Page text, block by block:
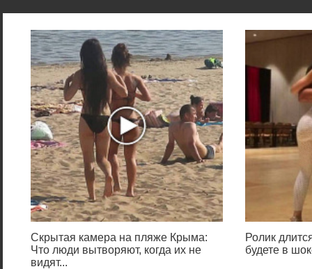
Скрытая камера на пляже Крыма:
Что люди вытворяют, когда их не
видят...
Ролик
будете в